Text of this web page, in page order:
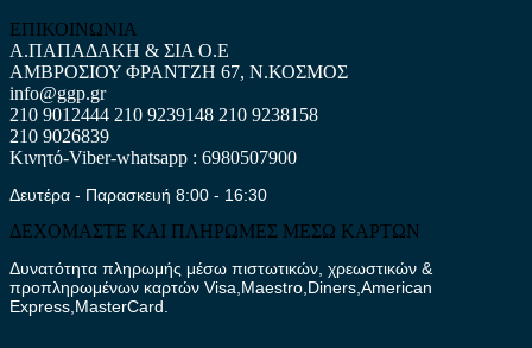
ΕΠΙΚΟΙΝΩΝΙΑ
Α.ΠΑΠΑΔΑΚΗ & ΣΙΑ Ο.Ε
ΑΜΒΡΟΣΙΟΥ ΦΡΑΝΤΖΗ 67, Ν.ΚΟΣΜΟΣ
info@ggp.gr
210 9012444 210 9239148 210 9238158
210 9026839
Κινητό-Viber-whatsapp : 6980507900
Δευτέρα - Παρασκευή 8:00 - 16:30
ΔΕΧΟΜΑΣΤΕ ΚΑΙ ΠΛΗΡΩΜΕΣ ΜΕΣΩ ΚΑΡΤΩΝ
Δυνατότητα πληρωμής μέσω πιστωτικών, χρεωστικών &
προπληρωμένων καρτών Visa,Maestro,Diners,American
Express,MasterCard.